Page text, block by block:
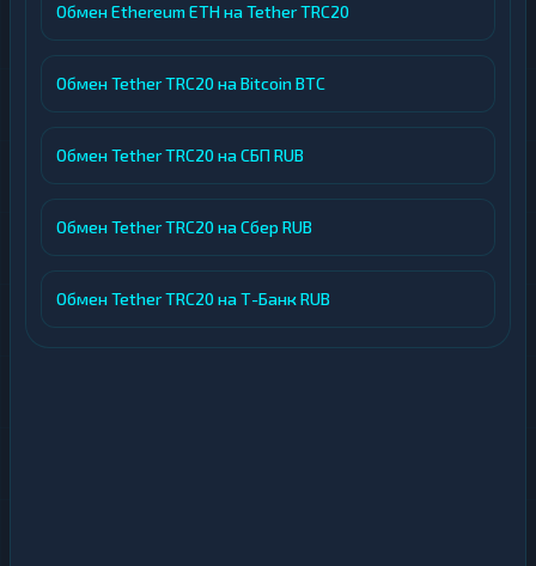
Обмен Ethereum ETH на Tether TRC20
Обмен Tether TRC20 на Bitcoin BTC
Обмен Tether TRC20 на СБП RUB
Обмен Tether TRC20 на Сбер RUB
Обмен Tether TRC20 на Т-Банк RUB